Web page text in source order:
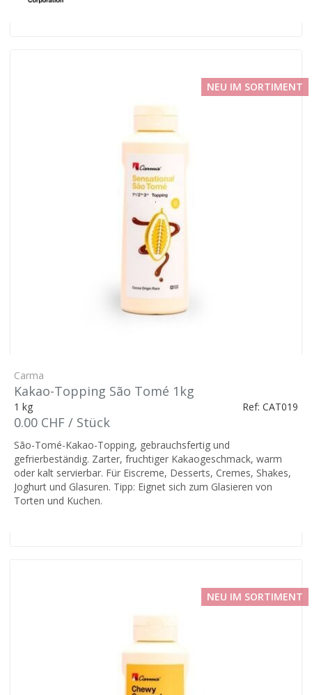
NEU IM SORTIMENT
Carma
Kakao-Topping São Tomé 1kg
1 kg Ref: CAT019
0.00 CHF / Stück
São-Tomé-Kakao-Topping, gebrauchsfertig und
gefrierbeständig. Zarter, fruchtiger Kakaogeschmack, warm
oder kalt servierbar. Für Eiscreme, Desserts, Cremes, Shakes,
Joghurt und Glasuren. Tipp: Eignet sich zum Glasieren von
Torten und Kuchen.
NEU IM SORTIMENT